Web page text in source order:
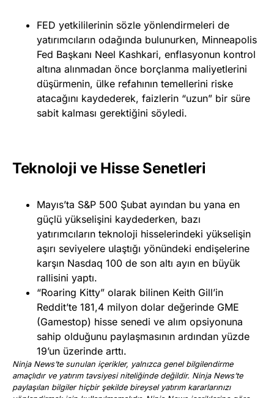
FED yetkililerinin sözle yönlendirmeleri de
yatırımcıların odağında bulunurken, Minneapolis
Fed Başkanı Neel Kashkari, enflasyonun kontrol
altına alınmadan önce borçlanma maliyetlerini
düşürmenin, ülke refahının temellerini riske
atacağını kaydederek, faizlerin “uzun” bir süre
sabit kalması gerektiğini söyledi.
Teknoloji ve Hisse Senetleri
Mayıs’ta S&P 500 Şubat ayından bu yana en
güçlü yükselişini kaydederken, bazı
yatırımcıların teknoloji hisselerindeki yükselişin
aşırı seviyelere ulaştığı yönündeki endişelerine
karşın Nasdaq 100 de son altı ayın en büyük
rallisini yaptı.
“Roaring Kitty” olarak bilinen Keith Gill’in
Reddit’te 181,4 milyon dolar değerinde GME
(Gamestop) hisse senedi ve alım opsiyonuna
sahip olduğunu paylaşmasının ardından yüzde
19’un üzerinde arttı.
Ninja News’te sunulan içerikler, yalnızca genel bilgilendirme
amaçlıdır ve yatırım tavsiyesi niteliğinde değildir. Ninja News’te
paylaşılan bilgiler hiçbir şekilde bireysel yatırım kararlarınızı